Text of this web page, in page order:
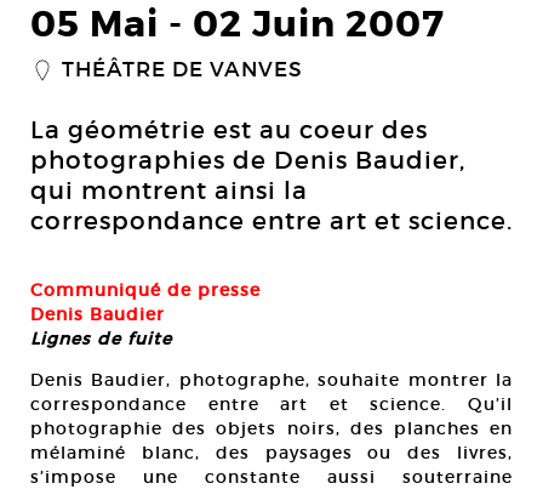
05 Mai - 02 Juin 2007
_ THÉÂTRE DE VANVES
La géométrie est au coeur des
photographies de Denis Baudier,
qui montrent ainsi la
correspondance entre art et science.
Communiqué de presse
Denis Baudier
Lignes de fuite
Denis Baudier, photographe, souhaite montrer la
correspondance entre art et science. Qu’il
photographie des objets noirs, des planches en
mélaminé blanc, des paysages ou des livres,
s’impose une constante aussi souterraine